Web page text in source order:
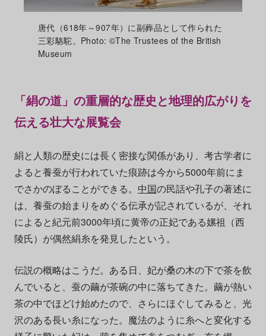
唐代（618年～907年）に副葬品として作られた
三彩駱駝。Photo: ©The Trustees of the British
Museum
「絹の道」の重層的な歴史と地理的広がりを
伝える壮大な展覧会
絹と人類の歴史には長く密接な関係があり、考古学者に
よると養蚕が行われていた痕跡は今から5000年前にま
でさかのぼることができる。 中国の民話や孔子の著述に
は、養蚕の始まりをめぐる伝承が記されているが、それ
によると紀元前3000年頃に黄帝の正妃である嫘祖（西
陵氏）が偶然絹糸を発見したという。
伝説の概略はこうだ。ある日、妃が桑の木の下で茶を飲
んでいると、蚕の繭が茶碗の中に落ちてきた。繭が熱い
茶の中でほどけ始めたので、さらにほぐしてみると、光
沢のある長い糸になった。魔法のように糸へと変化する